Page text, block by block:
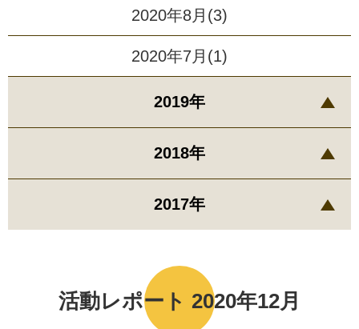
活動レポート 2020年12月
2020年8月(3)
2020年7月(1)
2019年
2018年
2017年